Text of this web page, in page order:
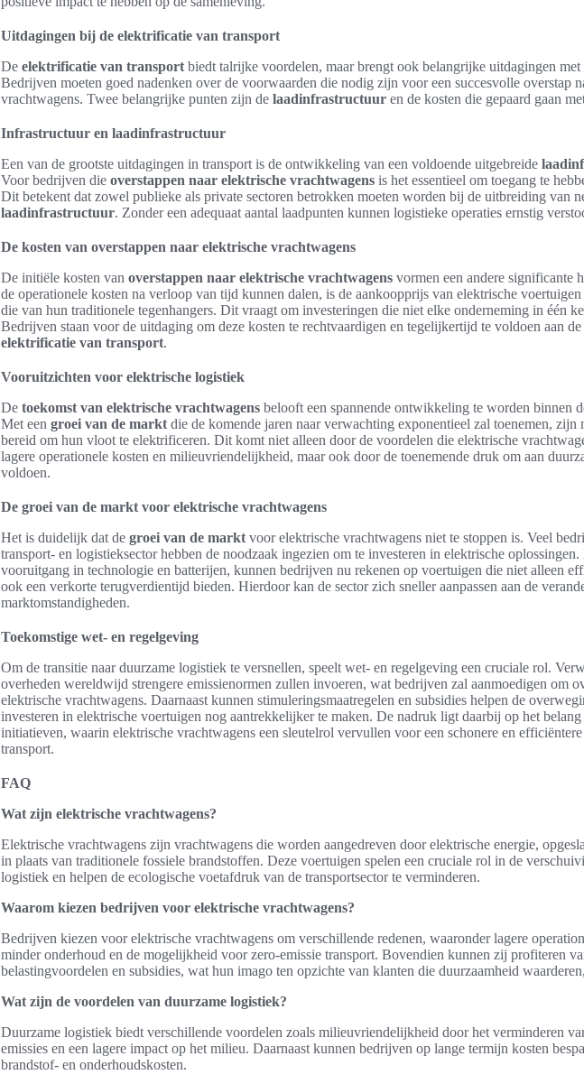
Uitdagingen bij de elektrificatie van transport
De elektrificatie van transport biedt talrijke voordelen, maar brengt ook belangrijke uitdagingen met
Bedrijven moeten goed nadenken over de voorwaarden die nodig zijn voor een succesvolle overstap
vrachtwagens. Twee belangrijke punten zijn de laadinfrastructuur en de kosten die gepaard gaan
Infrastructuur en laadinfrastructuur
Een van de grootste uitdagingen in transport is de ontwikkeling van een voldoende uitgebreide
Voor bedrijven die overstappen naar elektrische vrachtwagens is het essentieel om toegang te
Dit betekent dat zowel publieke als private sectoren betrokken moeten worden bij de uitbreiding van
laadinfrastructuur. Zonder een adequaat aantal laadpunten kunnen logistieke operaties ernstig
De kosten van overstappen naar elektrische vrachtwagens
De initiële kosten van overstappen naar elektrische vrachtwagens vormen een andere significante
de operationele kosten na verloop van tijd kunnen dalen, is de aankoopprijs van elektrische
die van hun traditionele tegenhangers. Dit vraagt om investeringen die niet elke onderneming in één
Bedrijven staan voor de uitdaging om deze kosten te rechtvaardigen en tegelijkertijd te voldoen aan
elektrificatie van transport.
Vooruitzichten voor elektrische logistiek
De toekomst van elektrische vrachtwagens belooft een spannende ontwikkeling te worden binnen
Met een groei van de markt die de komende jaren naar verwachting exponentieel zal toenemen, zijn
bereid om hun vloot te elektrificeren. Dit komt niet alleen door de voordelen die elektrische
lagere operationele kosten en milieuvriendelijkheid, maar ook door de toenemende druk om aan
voldoen.
De groei van de markt voor elektrische vrachtwagens
Het is duidelijk dat de groei van de markt voor elektrische vrachtwagens niet te stoppen is. Veel
transport- en logistieksector hebben de noodzaak ingezien om te investeren in elektrische oplossingen.
vooruitgang in technologie en batterijen, kunnen bedrijven nu rekenen op voertuigen die niet alleen
ook een verkorte terugverdientijd bieden. Hierdoor kan de sector zich sneller aanpassen aan de
marktomstandigheden.
Toekomstige wet- en regelgeving
Om de transitie naar duurzame logistiek te versnellen, speelt wet- en regelgeving een cruciale rol.
overheden wereldwijd strengere emissienormen zullen invoeren, wat bedrijven zal aanmoedigen om
elektrische vrachtwagens. Daarnaast kunnen stimuleringsmaatregelen en subsidies helpen de
investeren in elektrische voertuigen nog aantrekkelijker te maken. De nadruk ligt daarbij op het
initiatieven, waarin elektrische vrachtwagens een sleutelrol vervullen voor een schonere en
transport.
FAQ
Wat zijn elektrische vrachtwagens?
Elektrische vrachtwagens zijn vrachtwagens die worden aangedreven door elektrische energie,
in plaats van traditionele fossiele brandstoffen. Deze voertuigen spelen een cruciale rol in de
logistiek en helpen de ecologische voetafdruk van de transportsector te verminderen.
Waarom kiezen bedrijven voor elektrische vrachtwagens?
Bedrijven kiezen voor elektrische vrachtwagens om verschillende redenen, waaronder lagere
minder onderhoud en de mogelijkheid voor zero-emissie transport. Bovendien kunnen zij profiteren
belastingvoordelen en subsidies, wat hun imago ten opzichte van klanten die duurzaamheid
Wat zijn de voordelen van duurzame logistiek?
Duurzame logistiek biedt verschillende voordelen zoals milieuvriendelijkheid door het verminderen
emissies en een lagere impact op het milieu. Daarnaast kunnen bedrijven op lange termijn kosten
brandstof- en onderhoudskosten.